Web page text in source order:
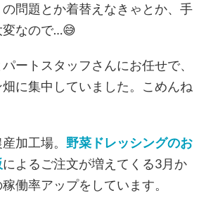
問題とか着替えなきゃとか、手
なので…😅
ートスタッフさんにお任せで、
に集中していました。こめんね
加工場。 野菜ドレッシングのお
によるご注文が増えてくる3月か
働率アップをしています。